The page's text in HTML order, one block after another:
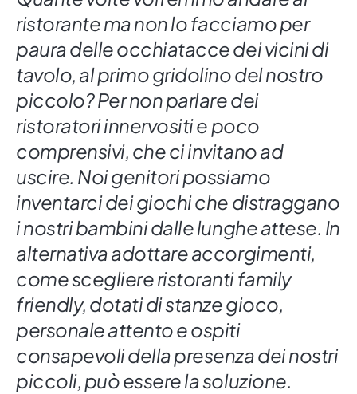
ristorante ma non lo facciamo per
paura delle occhiatacce dei vicini di
tavolo, al primo gridolino del nostro
piccolo? Per non parlare dei
ristoratori innervositi e poco
comprensivi, che ci invitano ad
uscire. Noi genitori possiamo
inventarci dei giochi che distraggano
i nostri bambini dalle lunghe attese. In
alternativa adottare accorgimenti,
come scegliere ristoranti family
friendly, dotati di stanze gioco,
personale attento e ospiti
consapevoli della presenza dei nostri
piccoli, può essere la soluzione.